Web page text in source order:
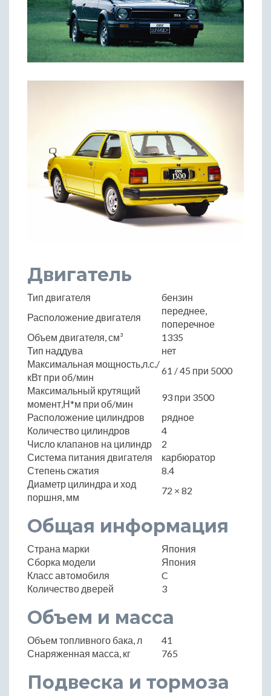
Двигатель
Тип двигателя
бензин
Расположение двигателя
переднее,
поперечное
Объем двигателя, см³
1335
Тип наддува
нет
Максимальная мощность,л.с./
кВт при об/мин
61 / 45 при 5000
Максимальный крутящий
момент,Н*м при об/мин
93 при 3500
Расположение цилиндров
рядное
Количество цилиндров
4
Число клапанов на цилиндр
2
Система питания двигателя
карбюратор
Степень сжатия
8.4
Диаметр цилиндра и ход
поршня, мм
72 × 82
Общая информация
Страна марки
Япония
Сборка модели
Япония
Класс автомобиля
C
Количество дверей
3
Объем и масса
Объем топливного бака, л
41
Снаряженная масса, кг
765
Подвеска и тормоза